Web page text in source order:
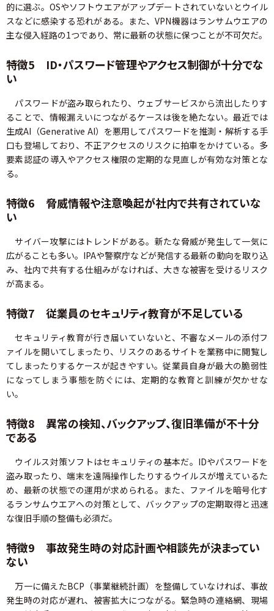
的に選ぶ。OSやソフトウエアがアップデートされていないとウイル
スなどに感染する恐れがある。また、VPN機器はランサムウエアの
主な侵入経路の1つであり、常に最新の状態に保つことが不可欠だ。
特徴5 ID・パスワード管理やアクセス制御が十分でな
い
パスワードが盗み取られたり、ウェブサービスから流出したりす
ることで、情報漏えいにつながるケースは後を絶たない。最近では
生成AI（Generative AI）を悪用してパスワードを推測・解析する手
口も登場しており、不正アクセスのリスクに拍車をかけている。多
要素認証の導入やアクセス権限の定期的な見直しが有効な対策とな
る。
特徴6 脅威情報や注意喚起が社内で共有されていな
い
サイバー攻撃にはトレンドがある。新たな脅威が発生して一気に
広がることも多い。IPAや警察庁などが発信する最新の動向を取り込
み、社内で共有する仕組みがなければ、大きな被害を受けるリスク
が高まる。
特徴7 従業員のセキュリティ教育が不足している
セキュリティ教育が行き届いていないと、不審なメールの添付フ
ァイルを開いてしまったり、リスクのあるサイトを業務中に閲覧し
てしまったりするケースが起きやすい。従業員自身が最大の脆弱性
になってしまう事態を防ぐには、定期的な教育と訓練が欠かせな
い。
特徴8 異常の検知、バックアップ、復旧準備が不十分
である
ウイルス対策ソフトはセキュリティの基本だ。IDやパスワードを
盗み取ったり、端末を遠隔操作したりするウイルスが増えているた
め、最新の状態での運用が求められる。また、ファイルを暗号化す
るランサムウエアへの対策として、バックアップの定期取得と迅速
な復旧手順の整備も必須だ。
特徴9 事故発生時の対応計画や相談先が決まってい
ない
万一に備えたBCP（事業継続計画）を整備していなければ、事故
発生時の対応が遅れ、被害拡大につながる。緊急時の連絡網、現場